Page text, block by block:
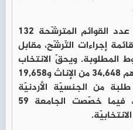
وعلى مستوى الكلّيّات، بلغ عدد القوائم المترشّحة 132
قائمة، استكملت منها 112 قائمة إجراءات التّرشّح، مقابل
المطلوبة. ويحقّ الانتخاب
لـ54,306 طلّاب وطالبات، منهم 34,648 من الإناث و19,658
الذّكور، بينهم 48,207 طلبة من الجنسيّة الأردنيّة
و6,099 من جنسيّاتٍ أخرى، فيما خصّصت الجامعة 59